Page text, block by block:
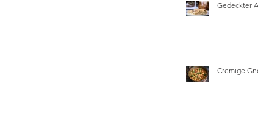
Gedeckter
Cremige